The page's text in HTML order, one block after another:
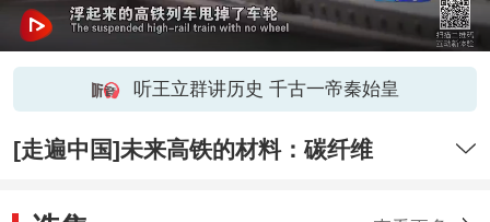
听王立群讲历史 千古一帝秦始皇
[走遍中国]未来高铁的材料：碳纤维